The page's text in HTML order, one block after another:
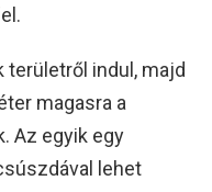
területről indul, majd
magasra a
Az egyik egy
lehet